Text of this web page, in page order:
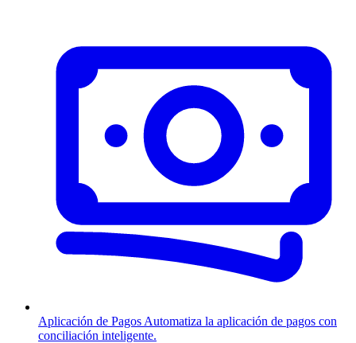
Aplicación de Pagos Automatiza la aplicación de pagos con
conciliación inteligente.